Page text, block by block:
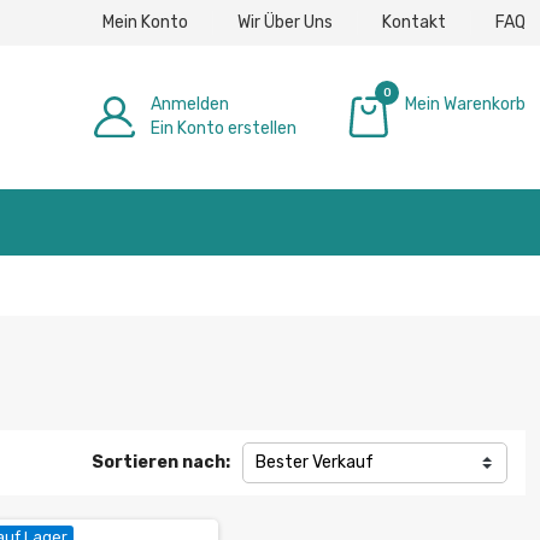
Mein Konto Wir Über Uns Kontakt FAQ
Anmelden
Ein Konto erstellen
0
Mein Warenkorb
Sortieren nach: Bester Verkauf